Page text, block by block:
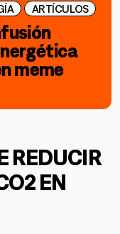
ARTÍCULOS
meme
REDUCIR
EN